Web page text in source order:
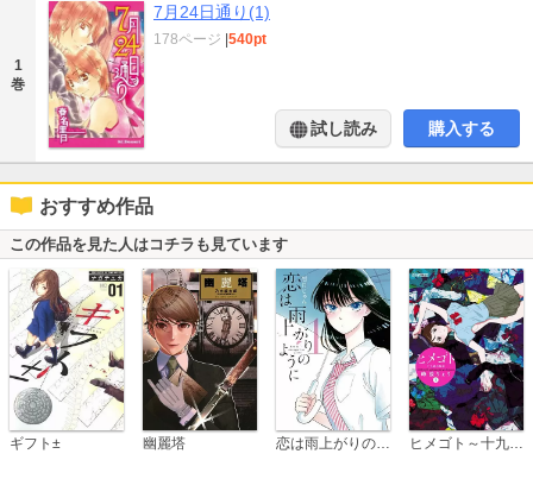
1
巻
7月24日通り(1)
178ページ |540pt
試し読み 購入する
おすすめ作品
この作品を見た人はコチラも見ています
ギフト± 幽麗塔 ヒメゴト～十九歳の制服～